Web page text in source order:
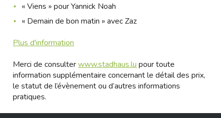
« Viens » pour Yannick Noah
« Demain de bon matin » avec Zaz
Plus d'information
Merci de consulterwww.stadhaus.lu pour toute
information supplémentaire concernant le détail des prix,
le statut de l’évènement ou d’autres informations
pratiques.